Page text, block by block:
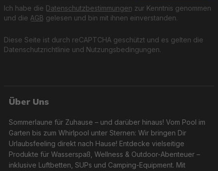
Diese Seite ist durch reCAPTCHA geschützt und es gelten die
Datenschutzrichtlinie und Nutzungsbedingungen.
Ich habe die Datenschutzbestimmungen zur Kenntnis genommen
und die AGB gelesen und bin mit ihnen einverstanden.
Über Uns
Sommerlaune für Zuhause – und darüber hinaus! Vom Pool im
Garten bis zum Whirlpool unter Sternen: Wir bringen Dir
Urlaubsfeeling direkt nach Hause! Entdecke vielseitige
Produkte für Wasserspaß, Wellness & Outdoor-Abenteuer –
inklusive Luftbetten, SUPs und Camping-Equipment. Mit